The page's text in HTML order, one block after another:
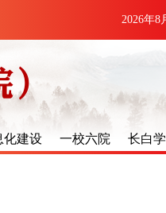
2026年8
化建设 一校六院 长白学